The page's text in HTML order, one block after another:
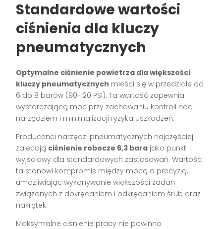
Standardowe wartości
ciśnienia dla kluczy
pneumatycznych
Optymalne ciśnienie powietrza dla większości
kluczy pneumatycznych mieści się w przedziale od
6 do 8 barów (90-120 PSI). Ta wartość zapewnia
wystarczającą moc przy zachowaniu kontroli nad
narzędziem i minimalizacji ryzyka uszkodzeń.
Producenci narzędzi pneumatycznych najczęściej
zalecają ciśnienie robocze 6,3 bara jako punkt
wyjściowy dla standardowych zastosowań. Wartość
ta stanowi kompromis między mocą a precyzją,
umożliwiając wykonywanie większości zadań
związanych z dokręcaniem i odkręcaniem śrub oraz
nakrętek.
Maksymalne ciśnienie pracy nie powinno